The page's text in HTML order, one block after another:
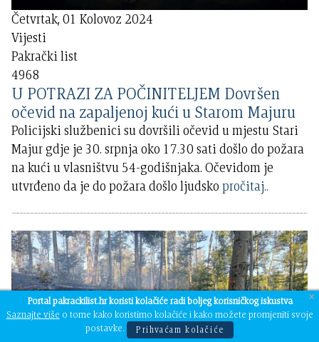
Četvrtak, 01 Kolovoz 2024
Vijesti
Pakrački list
4968
U POTRAZI ZA POČINITELJEM Dovršen
očevid na zapaljenoj kući u Starom Majuru
Policijski službenici su dovršili očevid u mjestu Stari
Majur gdje je 30. srpnja oko 17.30 sati došlo do požara
na kući u vlasništvu 54-godišnjaka. Očevidom je
utvrđeno da je do požara došlo ljudskopročitaj..
×
Portal pakrackilist.hr koristi kolačiće radi boljeg korisničkog iskustva
Saznajte više o tome kako koristimo kolačiće i kako možete promjeniti svoje
postavke.
Prihvaćam kolačiće